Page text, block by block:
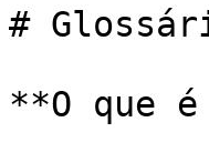
#
**O que é